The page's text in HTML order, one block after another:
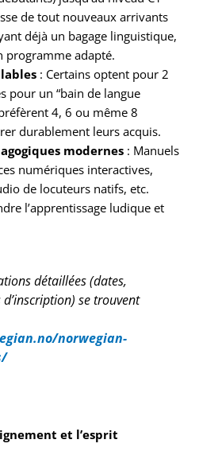
de tout nouveaux arrivants
déjà un bagage linguistique,
programme adapté.
: Certains optent pour 2
pour un “bain de langue
4, 6 ou même 8
durablement leurs acquis.
modernes : Manuels
numériques interactives,
de locuteurs natifs, etc.
l’apprentissage ludique et
détaillées (dates,
se trouvent
norwegian-
et l’esprit